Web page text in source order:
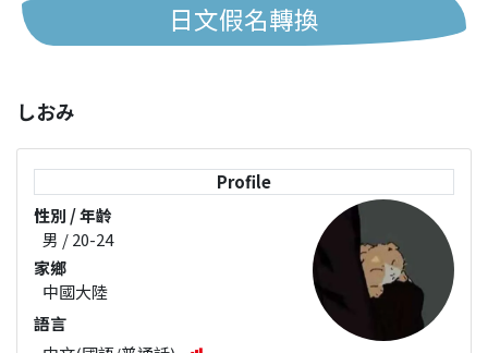
日文假名轉換
中日漢字互換
しおみ
Profile
性別 / 年齡
男 / 20-24
家鄉
中國大陸
語言